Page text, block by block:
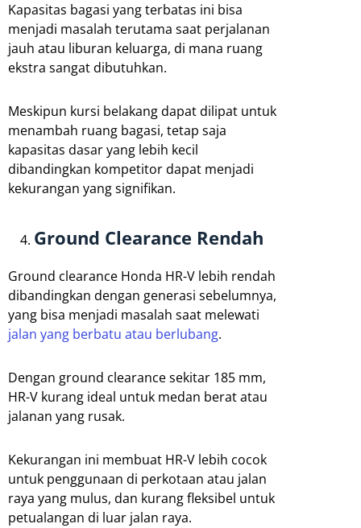
Kapasitas bagasi yang terbatas ini bisa
menjadi masalah terutama saat perjalanan
jauh atau liburan keluarga, di mana ruang
ekstra sangat dibutuhkan.
Meskipun kursi belakang dapat dilipat untuk
menambah ruang bagasi, tetap saja
kapasitas dasar yang lebih kecil
dibandingkan kompetitor dapat menjadi
kekurangan yang signifikan.
Ground Clearance Rendah
Ground clearance Honda HR-V lebih rendah
dibandingkan dengan generasi sebelumnya,
yang bisa menjadi masalah saat melewati
jalan yang berbatu atau berlubang.
Dengan ground clearance sekitar 185 mm,
HR-V kurang ideal untuk medan berat atau
jalanan yang rusak.
Kekurangan ini membuat HR-V lebih cocok
untuk penggunaan di perkotaan atau jalan
raya yang mulus, dan kurang fleksibel untuk
petualangan di luar jalan raya.